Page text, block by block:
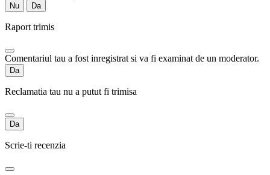
Nu Da
Raport trimis
Comentariul tau a fost inregistrat si va fi examinat de un moderator.
Da
Reclamatia tau nu a putut fi trimisa
Da
Scrie-ti recenzia